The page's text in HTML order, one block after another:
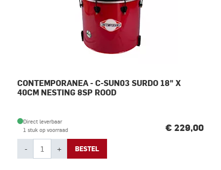
CONTEMPORANEA - C-SUN03 SURDO 18" X
40CM NESTING 8SP ROOD
Direct leverbaar
1 stuk op voorraad
€ 229,00
- + BESTEL